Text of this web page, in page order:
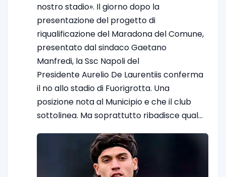
nostro stadio». Il giorno dopo la
presentazione del progetto di
riqualificazione del Maradona del Comune,
presentato dal sindaco Gaetano
Manfredi, la Ssc Napoli del
Presidente Aurelio De Laurentiis conferma
il no allo stadio di Fuorigrotta. Una
posizione nota al Municipio e che il club
sottolinea. Ma soprattutto ribadisce qual…